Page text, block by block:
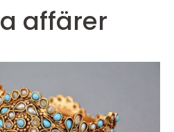
affärer